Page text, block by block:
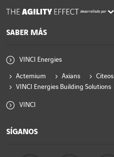
desarrollado por
SABER MÁS
VINCI Energies
Actemium Axians Citeos
VINCI Energies Building Solutions
VINCI
SÍGANOS